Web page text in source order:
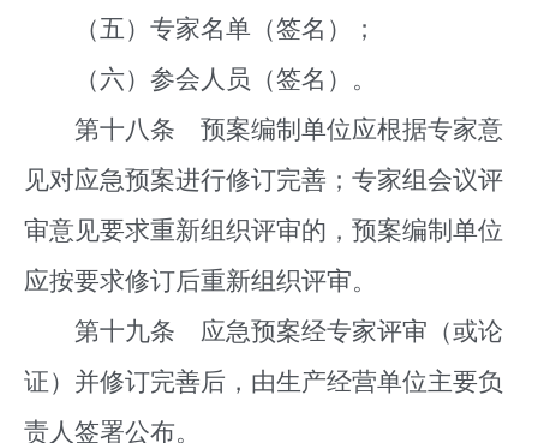
（五）专家名单（签名）；
（六）参会人员（签名）。
第十八条 预案编制单位应根据专家意
见对应急预案进行修订完善；专家组会议评
审意见要求重新组织评审的，预案编制单位
应按要求修订后重新组织评审。
第十九条 应急预案经专家评审（或论
证）并修订完善后，由生产经营单位主要负
责人签署公布。